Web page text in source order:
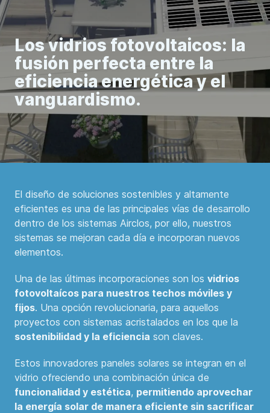
Los vidrios fotovoltaicos: la
fusión perfecta entre la
eficiencia energética y el
vanguardismo.
El diseño de soluciones sostenibles y altamente
eficientes es una de las principales vías de desarrollo
dentro de los sistemas Airclos, por ello, nuestros
sistemas se mejoran cada día e incorporan nuevos
elementos.
Una de las últimas incorporaciones son los vidrios
fotovoltaícos para nuestros techos móviles y
fijos. Una opción revolucionaria, para aquellos
proyectos con sistemas acristalados en los que la
sostenibilidad y la eficiencia son claves.
Estos innovadores paneles solares se integran en el
vidrio ofreciendo una combinación única de
funcionalidad y estética, permitiendo aprovechar
la energía solar de manera eficiente sin sacrificar